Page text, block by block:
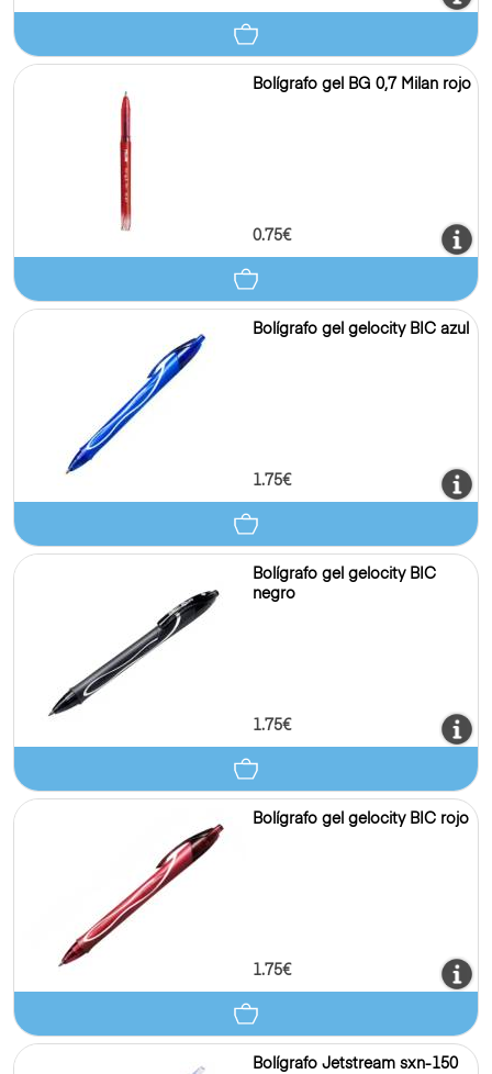
Bolígrafo gel BG 0,7 Milan rojo
0.75€
Bolígrafo gel gelocity BIC azul
1.75€
Bolígrafo gel gelocity BIC
negro
1.75€
Bolígrafo gel gelocity BIC rojo
1.75€
Bolígrafo Jetstream sxn-150